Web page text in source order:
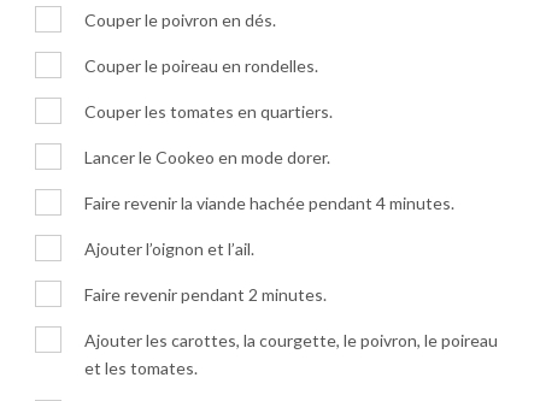
Couper le poivron en dés.
Couper le poireau en rondelles.
Couper les tomates en quartiers.
Lancer le Cookeo en mode dorer.
Faire revenir la viande hachée pendant 4 minutes.
Ajouter l’oignon et l’ail.
Faire revenir pendant 2 minutes.
Ajouter les carottes, la courgette, le poivron, le poireau
et les tomates.